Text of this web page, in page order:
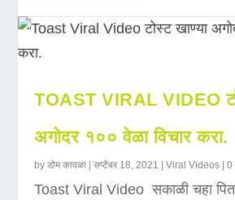
TOAST VIRAL VIDEO
अगोदर १०० वेळा विचार करा.
byडोम कावळा |सप्टेंबर 18, 2021 |Viral Videos |0
Toast Viral Video सकाळी चहा